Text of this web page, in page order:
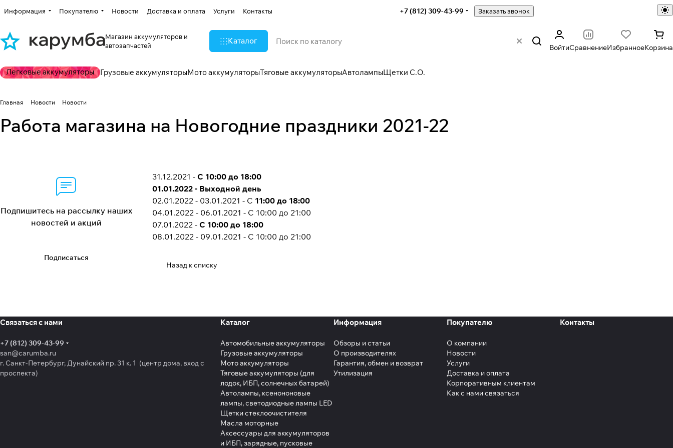
Информация Покупателю Новости Доставка и оплата Услуги Контакты +7 (812) 309-43-99 Заказать звонок
Магазин аккумуляторов и
автозапчастей
Каталог
ВойтиСравнениеИзбранноеКорзина
Легковые аккумуляторы Грузовые аккумуляторыМото аккумуляторыТяговые аккумуляторыАвтолампыЩетки С.О.
Главная Новости Новости
Работа магазина на Новогодние праздники 2021-22
31.12.2021 - С 10:00 до 18:00
01.01.2022 - Выходной день
02.01.2022 - 03.01.2021 - С 11:00 до 18:00
04.01.2022 - 06.01.2021 - С 10:00 до 21:00
07.01.2022 - С 10:00 до 18:00
08.01.2022 - 09.01.2021 - С 10:00 до 21:00
Назад к списку
Подпишитесь на рассылку наших
новостей и акций
Подписаться
Связаться с нами
+7 (812) 309-43-99
san@carumba.ru
г. Санкт-Петербург, Дунайский пр. 31 к. 1 (центр дома, вход с
проспекта)
Каталог
Автомобильные аккумуляторы
Грузовые аккумуляторы
Мото аккумуляторы
Тяговые аккумуляторы (для
лодок, ИБП, солнечных батарей)
Автолампы, ксенононовые
лампы, светодиодные лампы LED
Щетки стеклоочистителя
Масла моторные
Аксессуары для аккумуляторов
и ИБП, зарядные, пусковые
Информация
Обзоры и статьи
О производителях
Гарантия, обмен и возврат
Утилизация
Покупателю
О компании
Новости
Услуги
Доставка и оплата
Корпоративным клиентам
Как с нами связаться
Контакты